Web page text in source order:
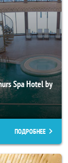
Spa Hotel by
ПОДРОБНЕЕ